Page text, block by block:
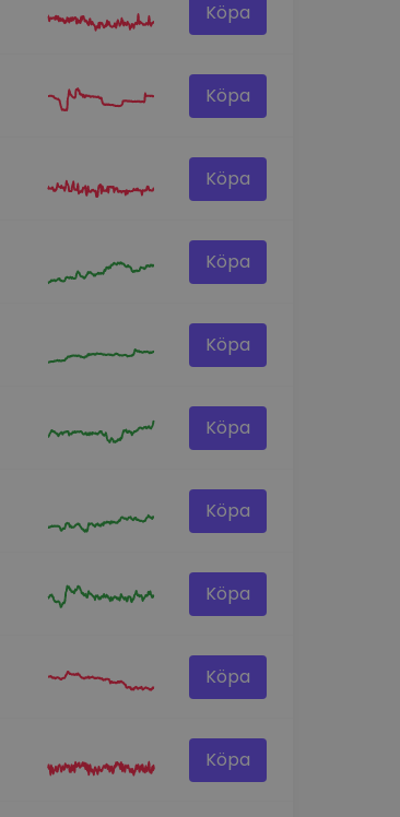
Köpa
Köpa
Köpa
Köpa
Köpa
Köpa
Köpa
Köpa
Köpa
Köpa